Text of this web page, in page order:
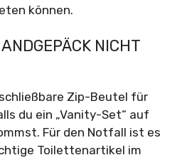
können.
NICHT
Zip-Beutel für
du ein „Vanity-Set“ auf
Für den Notfall ist es
Toilettenartikel im